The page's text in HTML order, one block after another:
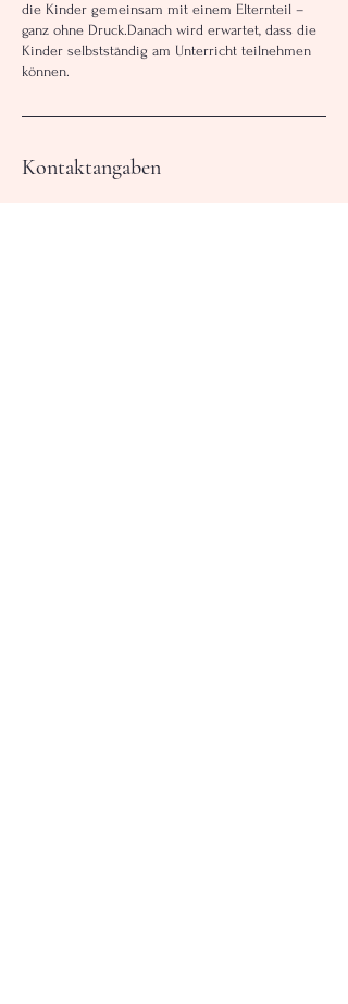
die Kinder gemeinsam mit einem Elternteil –
ganz ohne Druck.Danach wird erwartet, dass die
Kinder selbstständig am Unterricht teilnehmen
können.
Kontaktangaben